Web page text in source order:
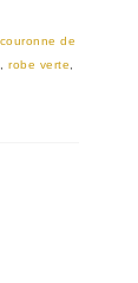
couronne de
robe verte